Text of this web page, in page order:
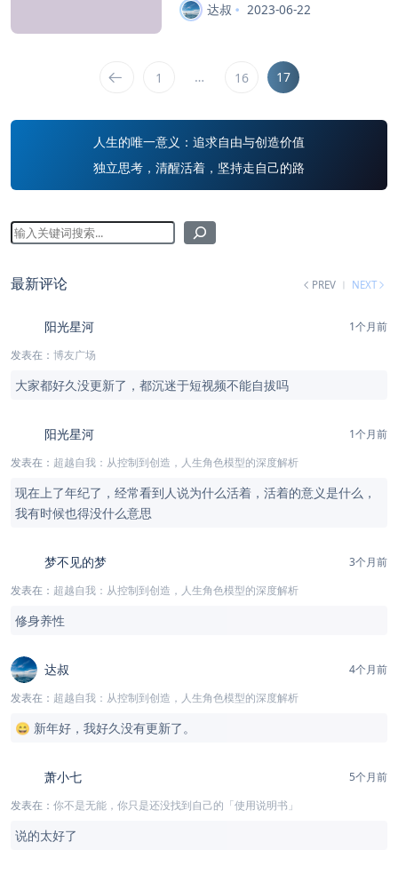
达叔 2023-06-22
1 … 16 17
人生的唯一意义：追求自由与创造价值
独立思考，清醒活着，坚持走自己的路
最新评论 PREV NEXT
阳光星河
1个月前
发表在： 博友广场
大家都好久没更新了，都沉迷于短视频不能自拔吗
阳光星河
1个月前
发表在： 超越自我：从控制到创造，人生角色模型的深度解析
现在上了年纪了，经常看到人说为什么活着，活着的意义是什么，
我有时候也得没什么意思
梦不见的梦
3个月前
发表在： 超越自我：从控制到创造，人生角色模型的深度解析
修身养性
达叔
4个月前
发表在： 超越自我：从控制到创造，人生角色模型的深度解析
😄 新年好，我好久没有更新了。
萧小七
5个月前
发表在： 你不是无能，你只是还没找到自己的「使用说明书」
说的太好了